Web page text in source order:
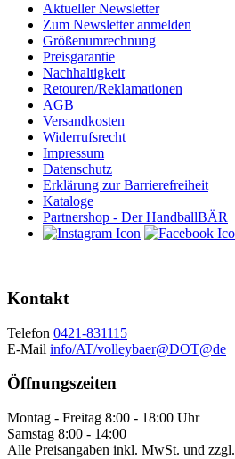
Aktueller Newsletter
Zum Newsletter anmelden
Größenumrechnung
Preisgarantie
Nachhaltigkeit
Retouren/Reklamationen
AGB
Versandkosten
Widerrufsrecht
Impressum
Datenschutz
Erklärung zur Barrierefreiheit
Kataloge
Partnershop - Der HandballBÄR
Kontakt
Telefon 0421-831115
E-Mail info/AT/volleybaer@DOT@de
Öffnungszeiten
Montag - Freitag 8:00 - 18:00 Uhr
Samstag 8:00 - 14:00
Alle Preisangaben inkl. MwSt. und zzgl.